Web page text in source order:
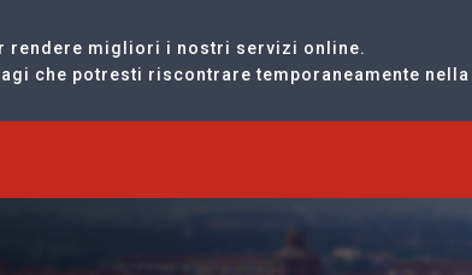
rendere migliori i nostri servizi online.
che potresti riscontrare temporaneamente nella